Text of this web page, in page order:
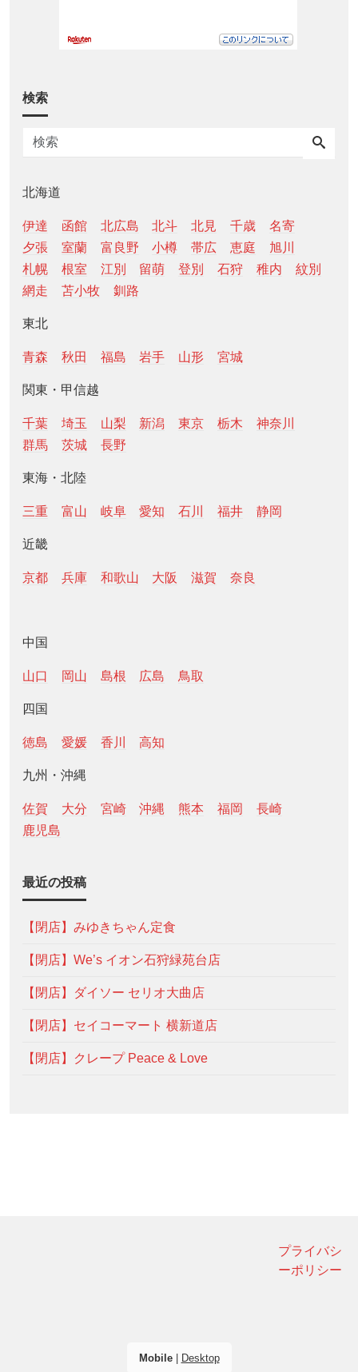
検索
北海道
伊達 函館 北広島 北斗 北見 千歳
名寄
夕張
室蘭 富良野 小樽 帯広 恵庭
旭川
札幌
根室 江別 留萌 登別 石狩 稚内
紋別
網走
苫小牧 釧路
東北
青森 秋田 福島 岩手 山形 宮城
関東・甲信越
千葉 埼玉 山梨 新潟 東京 栃木
神奈川
群馬
茨城 長野
東海・北陸
三重 富山 岐阜 愛知 石川 福井 静岡
近畿
京都 兵庫 和歌山 大阪 滋賀 奈良
中国
山口 岡山 島根 広島 鳥取
四国
徳島 愛媛 香川 高知
九州・沖縄
佐賀 大分 宮崎 沖縄 熊本 福岡
長崎
鹿児島
最近の投稿
【閉店】みゆきちゃん定食
【閉店】We’s イオン石狩緑苑台店
【閉店】ダイソー セリオ大曲店
【閉店】セイコーマート 横新道店
【閉店】クレープ Peace & Love
プライバシ
ーポリシー
Mobile| Desktop